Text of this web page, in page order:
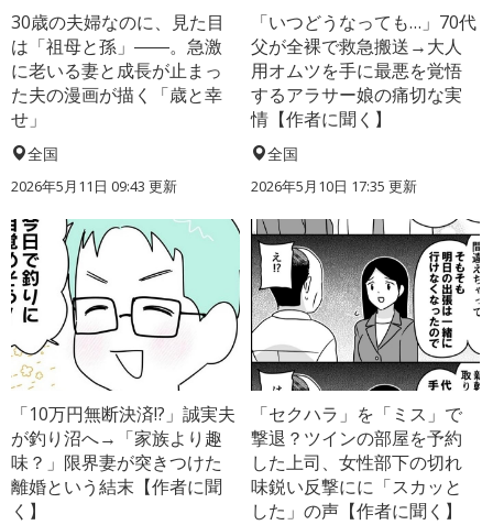
30歳の夫婦なのに、見た目
は「祖母と孫」――。急激
に老いる妻と成長が止まっ
た夫の漫画が描く「歳と幸
せ」
全国
2026年5月11日 09:43 更新
「いつどうなっても…」70代
父が全裸で救急搬送→大人
用オムツを手に最悪を覚悟
するアラサー娘の痛切な実
情【作者に聞く】
全国
2026年5月10日 17:35 更新
「10万円無断決済!?」誠実夫
が釣り沼へ→「家族より趣
味？」限界妻が突きつけた
離婚という結末【作者に聞
く】
「セクハラ」を「ミス」で
撃退？ツインの部屋を予約
した上司、女性部下の切れ
味鋭い反撃にに「スカッと
した」の声【作者に聞く】